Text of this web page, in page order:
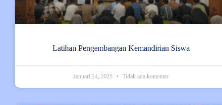
Latihan Pengembangan Kemandirian Siswa
Januari 24, 2025 Tidak ada komentar